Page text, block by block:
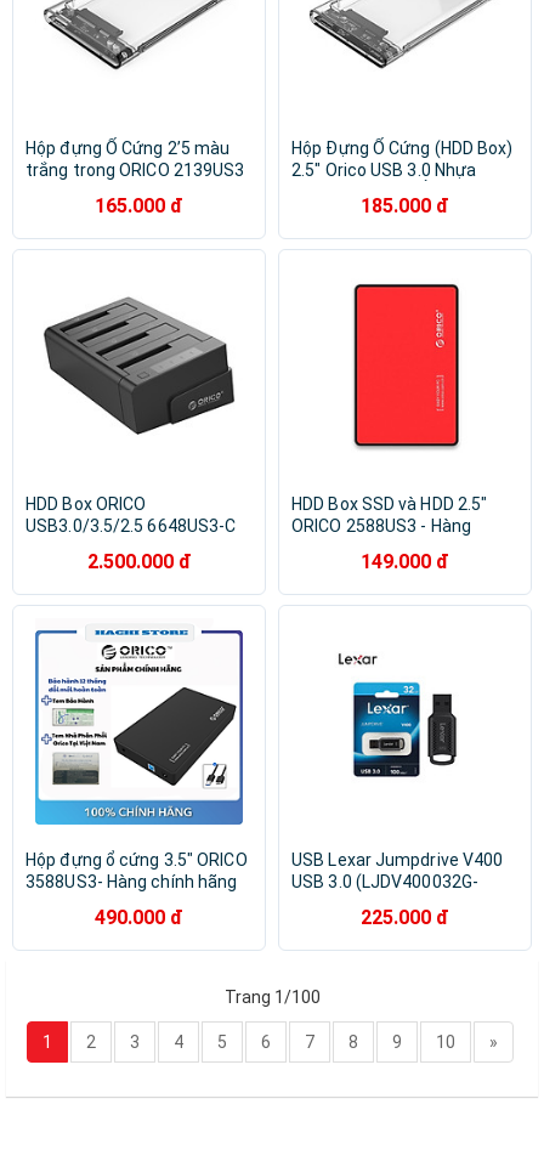
Hộp đựng Ổ Cứng 2’5 màu
trắng trong ORICO 2139US3
165.000 đ
Hộp Đựng Ổ Cứng (HDD Box)
2.5" Orico USB 3.0 Nhựa
SDD - Hàng Chính Hãng
185.000 đ
HDD Box ORICO
USB3.0/3.5/2.5 6648US3-C
2.500.000 đ
HDD Box SSD và HDD 2.5"
ORICO 2588US3 - Hàng
149.000 đ
Hộp đựng ổ cứng 3.5" ORICO
3588US3- Hàng chính hãng
490.000 đ
USB Lexar Jumpdrive V400
USB 3.0 (LJDV400032G-
225.000 đ
Trang 1/100
1 2 3 4 5 6 7 8 9 10 »